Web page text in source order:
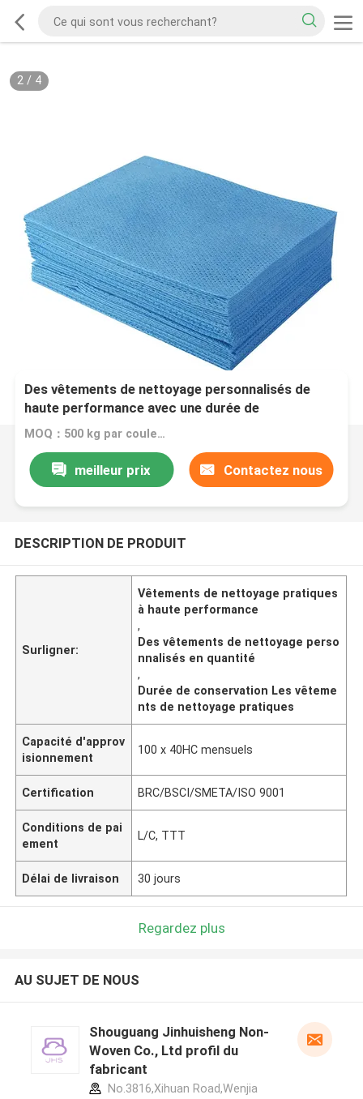
2/ 4
Des vêtements de nettoyage personnalisés de
haute performance avec une durée de
conservation de 2 ans MOQ：500 kg par couleur
meilleur prix Contactez nous
DESCRIPTION DE PRODUIT
Surligner:
Vêtements de nettoyage pratiques
à haute performance
,
Des vêtements de nettoyage perso
nnalisés en quantité
,
Durée de conservation Les vêteme
nts de nettoyage pratiques
Capacité d'approv
isionnement
100 x 40HC mensuels
Certification BRC/BSCI/SMETA/ISO 9001
Conditions de pai
ement
L/C, TTT
Délai de livraison 30 jours
Regardez plus
AU SUJET DE NOUS
Shouguang Jinhuisheng Non-
Woven Co., Ltd profil du
fabricant
No.3816,Xihuan Road,Wenjia